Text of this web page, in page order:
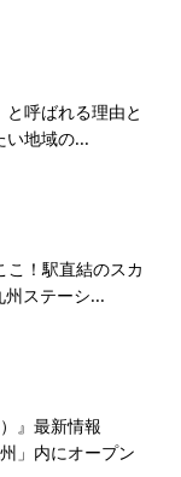
呼ばれる理由と
地域の...
こ！駅直結のスカ
州ステーシ...
）』最新情報
」内にオープン